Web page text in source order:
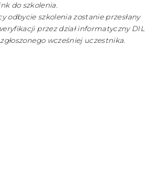
do szkolenia.
odbycie szkolenia zostanie przesłany
przez dział informatyczny DIL
wcześniej uczestnika.